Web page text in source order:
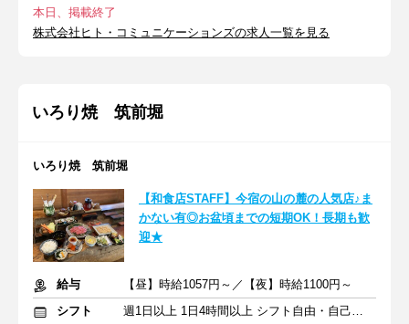
本日、掲載終了
株式会社ヒト・コミュニケーションズの求人一覧を見る
いろり焼 筑前堀
いろり焼 筑前堀
【和食店STAFF】今宿の山の麓の人気店♪ま
かない有◎お盆頃までの短期OK！長期も歓
迎★
給与
【昼】時給1057円～／【夜】時給1100円～
シフト
週1日以上 1日4時間以上 シフト自由・自己申告